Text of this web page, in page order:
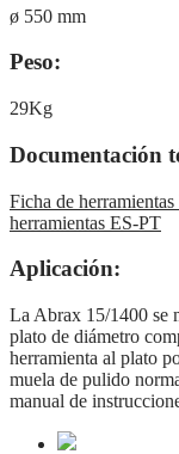
ø 550 mm
Peso:
29Kg
Documentación
Ficha de
herramientas ES-PT
Aplicación:
La Abrax 15/1400 se
plato de diámetro
herramienta al plato
muela de pulido
manual de